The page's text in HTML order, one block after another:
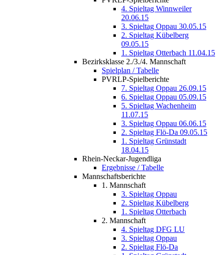
4. Spieltag Winnweiler
20.06.15
3. Spieltag Oppau 30.05.15
2. Spieltag Kübelberg
09.05.15
1. Spieltag Otterbach 11.04.15
Bezirksklasse 2./3./4. Mannschaft
Spielplan / Tabelle
PVRLP-Spielberichte
7. Spieltag Oppau 26.09.15
6. Spieltag Oppau 05.09.15
5. Spieltag Wachenheim
11.07.15
3. Spieltag Oppau 06.06.15
2. Spieltag Flö-Da 09.05.15
1. Spieltag Grünstadt
18.04.15
Rhein-Neckar-Jugendliga
Ergebnisse / Tabelle
Mannschaftsberichte
1. Mannschaft
3. Spieltag Oppau
2. Spieltag Kübelberg
1. Spieltag Otterbach
2. Mannschaft
4. Spieltag DFG LU
3. Spieltag Oppau
2. Spieltag Flö-Da